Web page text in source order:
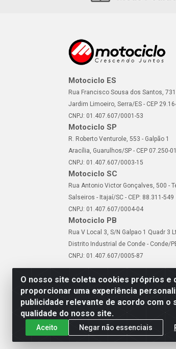
O nosso site coleta cookies próprios e
proporcionar uma experiência
publicidade relevante de acordo com o
qualidade do nosso site.
Aceito Negar não essenciais
Motociclo ES
Rua Francisco Sousa dos Santos, 731
Jardim Limoeiro, Serra/ES - CEP
CNPJ: 01.407.607/0001-53
Motociclo SP
R. Roberto Venturole, 553 - Galpão 1
Aracília, Guarulhos/SP - CEP 07.250-
CNPJ: 01.407.607/0003-15
Motociclo SC
Rua Antonio Victor Gonçalves, 500 -
Salseiros - Itajaí/SC - CEP: 88.311-549
CNPJ: 01.407.607/0004-04
Motociclo PB
Rua V Local 3, S/N Galpao 1 Quadr 3
Distrito Industrial de Conde - Conde/
CNPJ: 01.407.607/0005-87